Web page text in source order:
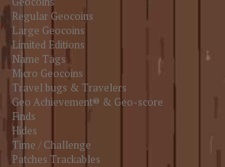
Regular Geocoins
Large Geocoins
Limited Editions
Name Tags
Micro Geocoins
Travel bugs & Travelers
Geo Achievement® & Geo-score
Finds
Hides
Time / Challenge
Patches Trackables